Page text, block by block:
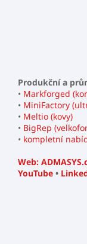
Produkční a
• Markforged
• MiniFactory
• Meltio (kovy)
• BigRep
• kompletní
Web:
YouTube •